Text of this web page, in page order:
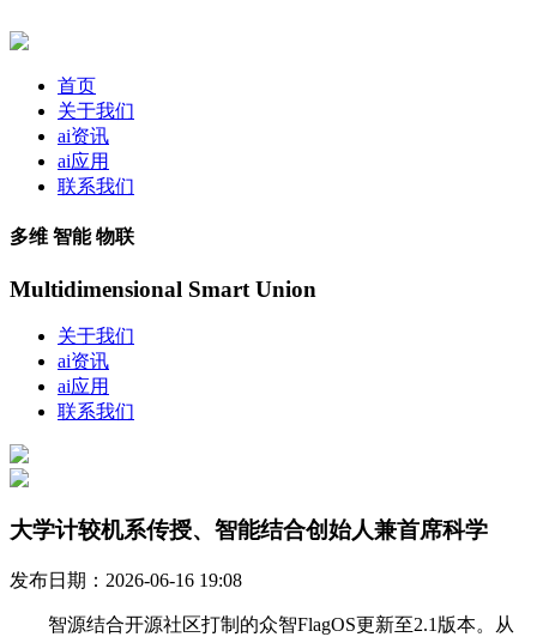
首页
关于我们
ai资讯
ai应用
联系我们
多维 智能 物联
Multidimensional Smart Union
关于我们
ai资讯
ai应用
联系我们
大学计较机系传授、智能结合创始人兼首席科学
发布日期：2026-06-16 19:08
智源结合开源社区打制的众智FlagOS更新至2.1版本。从